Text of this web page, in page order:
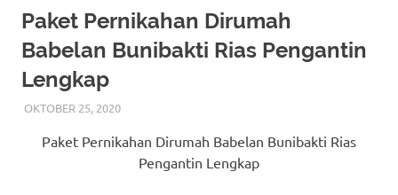
More
hints
rolex
replica.
Paket Pernikahan Dirumah
Babelan Bunibakti Rias Pengantin
Lengkap
OKTOBER 25, 2020RIASALIKHA
AKAD NIKAH
PENGANTIN,RIAS PENGANTIN HIJAB,RIAS
PENGANTIN JAWA,RIAS PENGANTIN SUNDA
RIAS PENGANTIN
Paket Pernikahan Dirumah Babelan Bunibakti Rias
Pengantin Lengkap